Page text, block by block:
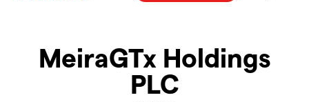
MeiraGTx Holdings
PLC